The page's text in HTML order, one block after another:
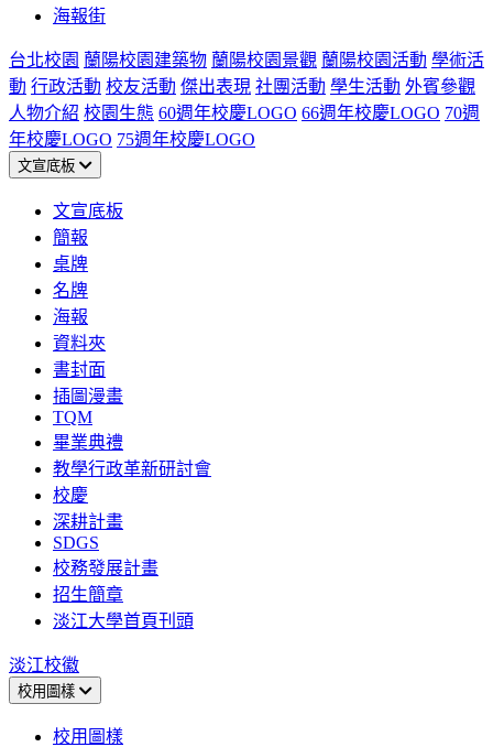
海報街
台北校園 蘭陽校園建築物 蘭陽校園景觀 蘭陽校園活動 學術活
動 行政活動 校友活動 傑出表現 社團活動 學生活動 外賓參觀
人物介紹 校園生態 60週年校慶LOGO 66週年校慶LOGO 70週
年校慶LOGO 75週年校慶LOGO
文宣底板
文宣底板
簡報
桌牌
名牌
海報
資料夾
書封面
插圖漫畫
TQM
畢業典禮
教學行政革新研討會
校慶
深耕計畫
SDGS
校務發展計畫
招生簡章
淡江大學首頁刊頭
淡江校徽
校用圖樣
校用圖樣